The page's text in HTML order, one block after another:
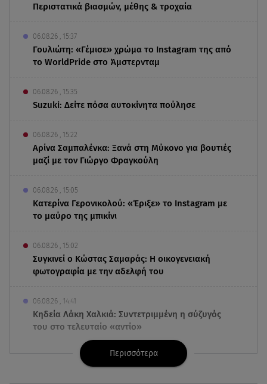
Περιστατικά βιασμών, μέθης & τροχαία
06.08.26 , 15:37
Γουλιώτη: «Γέμισε» χρώμα το Instagram της από
το WorldPride στο Άμστερνταμ
06.08.26 , 15:35
Suzuki: Δείτε πόσα αυτοκίνητα πούλησε
06.08.26 , 15:22
Αρίνα Σαμπαλένκα: Ξανά στη Μύκονο για βουτιές
μαζί με τον Γιώργο Φραγκούλη
06.08.26 , 15:05
Κατερίνα Γερονικολού: «Έριξε» το Instagram με
το μαύρο της μπικίνι
06.08.26 , 15:02
Συγκινεί ο Κώστας Σαμαράς: Η οικογενειακή
φωτογραφία με την αδελφή του
06.08.26 , 14:41
Κηδεία Λάκη Χαλκιά: Συντετριμμένη η σύζυγός
του στο τελευταίο «αντίο»
06.08.26 , 14:34
«Πάμε για νέα θεραπεία»: Η νέα φωτογραφία του
Περισσότερα